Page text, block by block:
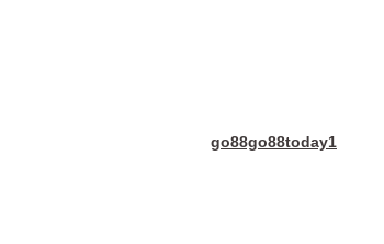
go88go88today1